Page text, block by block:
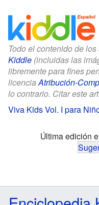
Todo el contenido de
Kiddle (incluidas las
libremente para fines
licenciaAtribución-
lo contrario. Citar este
Viva Kids Vol. I para
Última edición